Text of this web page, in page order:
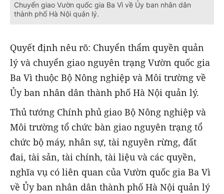
Chuyển giao Vườn quốc gia Ba Vì về Ủy ban nhân dân
thành phố Hà Nội quản lý.
Quyết định nêu rõ: Chuyển thẩm quyền quản
lý và chuyển giao nguyên trạng Vườn quốc gia
Ba Vì thuộc Bộ Nông nghiệp và Môi trường về
Ủy ban nhân dân thành phố Hà Nội quản lý.
Thủ tướng Chính phủ giao Bộ Nông nghiệp và
Môi trường tổ chức bàn giao nguyên trạng tổ
chức bộ máy, nhân sự, tài nguyên rừng, đất
đai, tài sản, tài chính, tài liệu và các quyền,
nghĩa vụ có liên quan của Vườn quốc gia Ba Vì
về Ủy ban nhân dân thành phố Hà Nội quản lý